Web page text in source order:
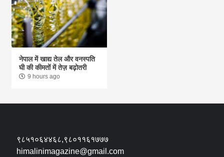
नेपाल में खाद्य तेल और वनस्पति
घी की कीमतों में तेज़ बढ़ोतरी
9 hours ago
९८५१०६४४६८,९८०११६१७७७
himalinimagazine@gmail.com